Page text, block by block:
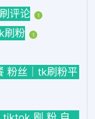
评论 1
刷粉 1
粉丝｜tk刷粉平